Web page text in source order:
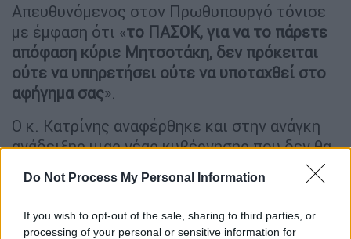
Do Not Process My Personal Information
If you wish to opt-out of the sale, sharing to third parties, or
processing of your personal or sensitive information for
Απευθυνόμενος στον Πρωθυπουργό τόνισε
με έμφαση ότι «το ΠΑΣΟΚ, για να το πάρετε
απόφαση κύριε Μητσοτάκη, δεν πρόκειται
ούτε να υπηρετήσει ούτε να υποταχθεί στο
αφήγημα σας».
Ο κ. Κατρίνης αναφέρθηκε και στην ανάγκη
ανάδειξης μιας νέας κυβέρνησης που δεν θα
έχει «πάτρωνες ή ιδιοκτήτες. Μιας νέας
κυβέρνησης που θα παίρνει αποφάσεις και
θα εφαρμόζει πολιτικές για τους πολλούς
και όχι για τους λίγους.